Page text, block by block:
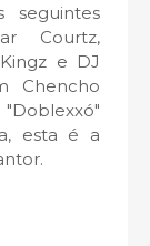
Courtz,
e DJ
Chencho
esta é a